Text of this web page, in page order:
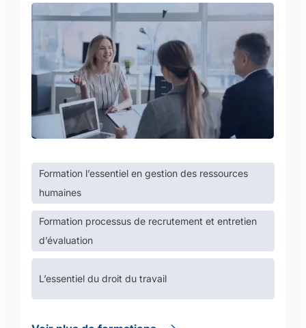
Formation l’essentiel en gestion des ressources
humaines
Formation processus de recrutement et entretien
d’évaluation
L’essentiel du droit du travail